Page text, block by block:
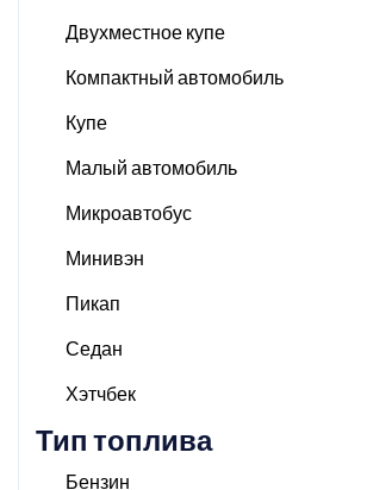
Двухместное купе
Компактный автомобиль
Купе
Малый автомобиль
Микроавтобус
Минивэн
Пикап
Седан
Хэтчбек
Тип топлива
Бензин